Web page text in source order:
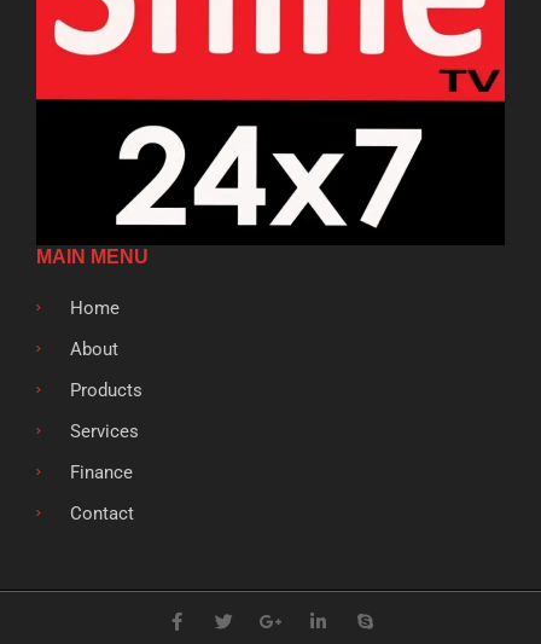
MAIN MENU
Home
About
Products
Services
Finance
Contact
F
a
c
T
w
i
G
o
o
L
i
n
S
k
y